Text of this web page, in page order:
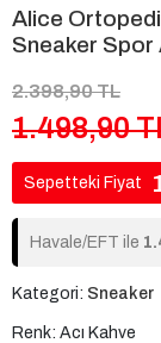
Alice
Sneaker Spor
2.398,90 TL
1.498,90
Sepetteki Fiyat
Havale/EFT ile
Kategori: Sneaker
Renk: Acı Kahve